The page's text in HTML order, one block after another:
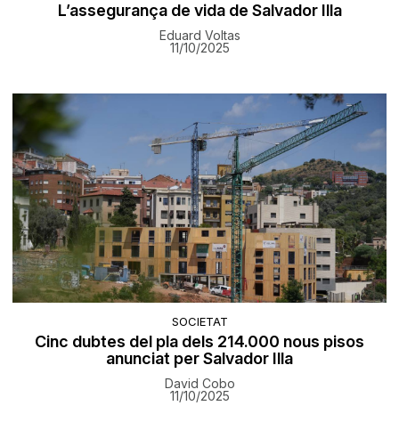
L’assegurança de vida de Salvador Illa
Eduard Voltas
11/10/2025
SOCIETAT
Cinc dubtes del pla dels 214.000 nous pisos
anunciat per Salvador Illa
David Cobo
11/10/2025